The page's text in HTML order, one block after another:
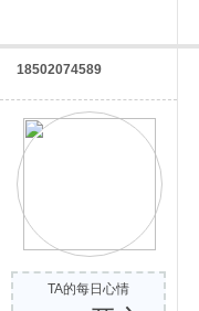
18502074589
TA的每日心情